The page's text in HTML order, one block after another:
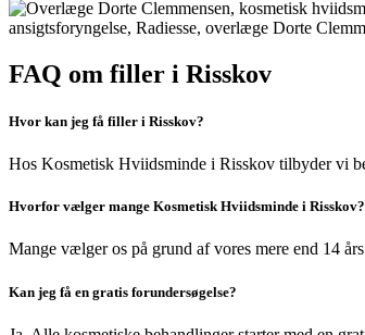
FAQ om filler i Risskov
Hvor kan jeg få filler i Risskov?
Hos Kosmetisk Hviidsminde i Risskov tilbyder vi
Hvorfor vælger mange Kosmetisk Hviidsminde i Risskov?
Mange vælger os på grund af vores mere end 14
Kan jeg få en gratis forundersøgelse?